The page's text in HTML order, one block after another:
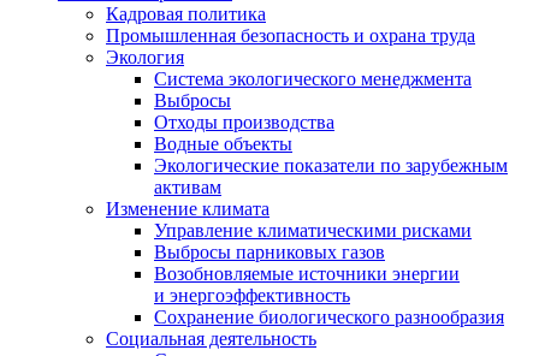
Кадровая политика
Промышленная безопасность и охрана труда
Экология
Система экологического менеджмента
Выбросы
Отходы производства
Водные объекты
Экологические показатели по зарубежным
активам
Изменение климата
Управление климатическими рисками
Выбросы парниковых газов
Возобновляемые источники энергии
и энергоэффективность
Сохранение биологического разнообразия
Социальная деятельность